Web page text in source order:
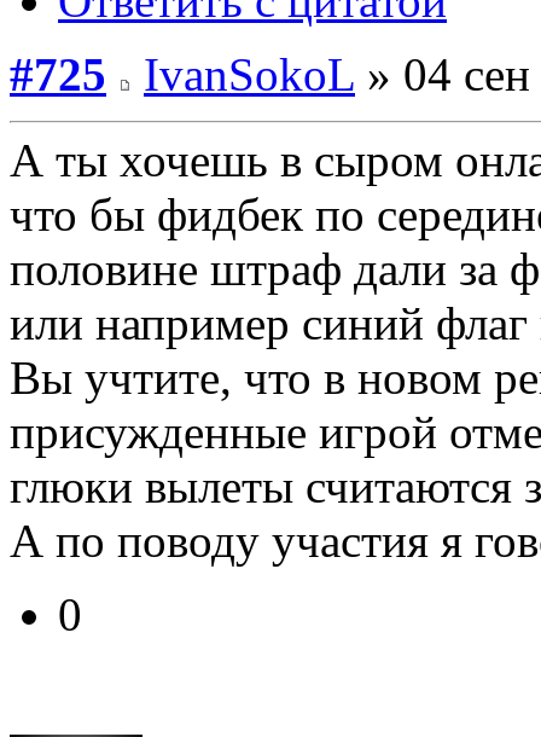
#725
IvanSokoL » 04
А ты хочешь в сыром
что бы фидбек по
половине штраф дали за
или например синий флаг
Вы учтите, что в новом
присужденные игрой
глюки вылеты считаются
А по поводу участия я
0